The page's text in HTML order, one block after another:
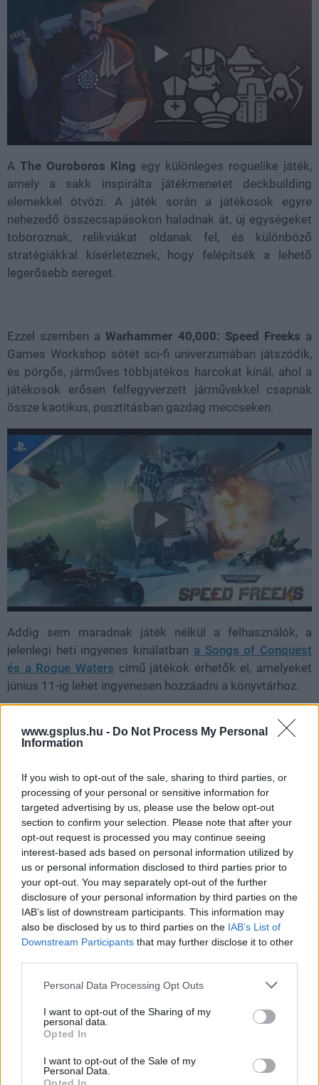
www.gsplus.hu - Do Not Process My Personal
Information
If you wish to opt-out of the sale, sharing to third parties, or
processing of your personal or sensitive information for
targeted advertising by us, please use the below opt-out
section to confirm your selection. Please note that after your
opt-out request is processed you may continue seeing
interest-based ads based on personal information utilized by
us or personal information disclosed to third parties prior to
your opt-out. You may separately opt-out of the further
disclosure of your personal information by third parties on the
IAB’s list of downstream participants. This information may
also be disclosed by us to third parties on the IAB’s List of
Downstream Participants that may further disclose it to other
Please note that this website/app uses one or more Google
not limited to your visit or usage behaviour. You may click to
grant or deny consent to Google and its third-party tags to
use your data for below specified purposes in below Google
consent section.
Personal Data Processing Opt Outs
I want to opt-out of the Sharing of my
personal data.
Opted In
I want to opt-out of the Sale of my
Personal Data.
A The Ouroboros King egy különleges roguelike játék,
amely a sakk inspirálta játékmenetet deckbuilding
elemekkel ötvözi. A játék során a játékosok egyre
nehezedő összecsapásokon haladnak át, új egységeket
toboroznak, relikviákat oldanak fel, és különböző
stratégiákkal kísérleteznek, hogy felépítsék a lehető
legerősebb sereget.
Ezzel szemben aWarhammer 40,000: Speed Freeks a
Games Workshop sötét sci-fi univerzumában játszódik,
és pörgős, járműves többjátékos harcokat kínál, ahol a
játékosok erősen felfegyverzett járművekkel csapnak
össze kaotikus, pusztításban gazdag meccseken.
Addig sem maradnak játék nélkül a felhasználók, a
jelenlegi heti ingyenes kínálatban a Songs of Conquest
és a Rogue Waters című játékok érhetők el, amelyeket
június 11-ig lehet ingyenesen hozzáadni a könyvtárhoz.
Store futó Mega Sale akcióját is, amely még mindig
jelentős kedvezményeket kínál számos címre.
SMASH by Meló-Diák: Homok, zene és a nyár legjobb
hangulata – Jön a második forduló! (X)
Július végén folytatódik a balatoni strandröplabda-
sorozat.
Címkék: #epic games store
#ingyenes játékok
#warhammer 40
#000: speed freeks #the ouroboros king